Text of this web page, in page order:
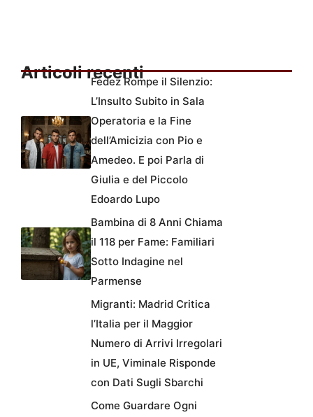
Articoli recentiFedez Rompe il Silenzio:
L’Insulto Subito in Sala
Operatoria e la Fine
dell’Amicizia con Pio e
Amedeo. E poi Parla di
Giulia e del Piccolo
Edoardo Lupo
Bambina di 8 Anni Chiama
il 118 per Fame: Familiari
Sotto Indagine nel
Parmense
Migranti: Madrid Critica
l’Italia per il Maggior
Numero di Arrivi Irregolari
in UE, Viminale Risponde
con Dati Sugli Sbarchi
Come Guardare Ogni